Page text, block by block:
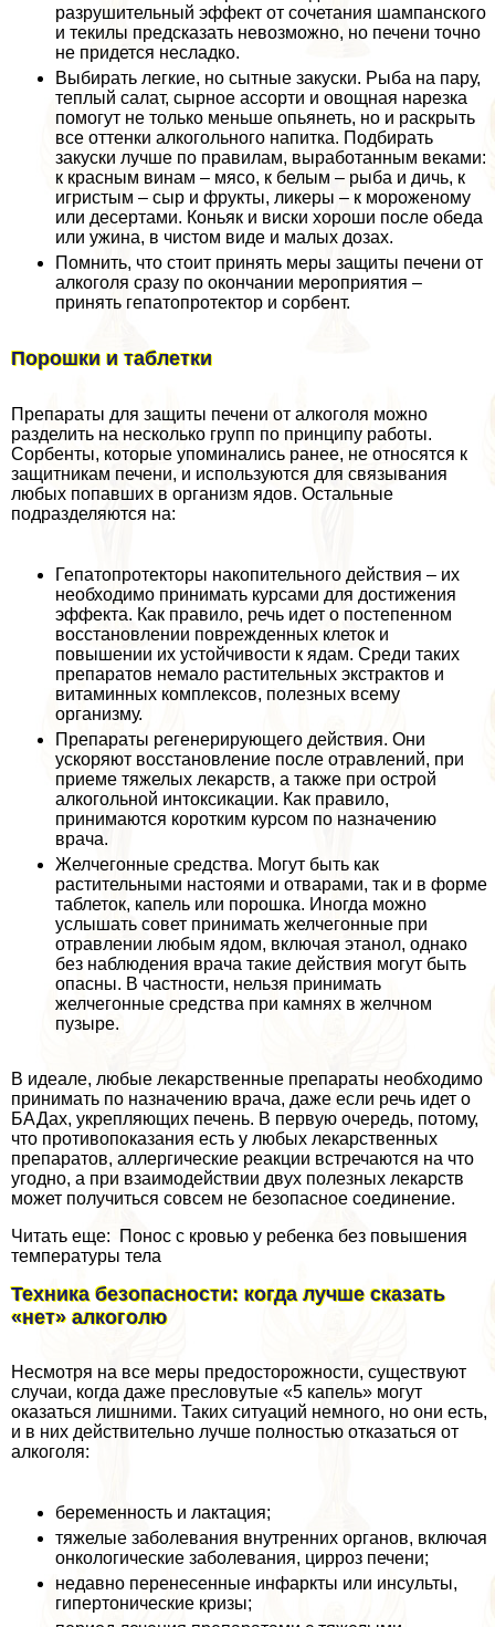
разрушительный эффект от сочетания шампанского
и текилы предсказать невозможно, но печени точно
не придется несладко.
Выбирать легкие, но сытные закуски. Рыба на пару,
теплый салат, сырное ассорти и овощная нарезка
помогут не только меньше опьянеть, но и раскрыть
все оттенки алкогольного напитка. Подбирать
закуски лучше по правилам, выработанным веками:
к красным винам – мясо, к белым – рыба и дичь, к
игристым – сыр и фрукты, ликеры – к мороженому
или десертами. Коньяк и виски хороши после обеда
или ужина, в чистом виде и малых дозах.
Помнить, что стоит принять меры защиты печени от
алкоголя сразу по окончании мероприятия –
принять гепатопротектор и сорбент.
Порошки и таблетки
Препараты для защиты печени от алкоголя можно
разделить на несколько групп по принципу работы.
Сорбенты, которые упоминались ранее, не относятся к
защитникам печени, и используются для связывания
любых попавших в организм ядов. Остальные
подразделяются на:
Гепатопротекторы накопительного действия – их
необходимо принимать курсами для достижения
эффекта. Как правило, речь идет о постепенном
восстановлении поврежденных клеток и
повышении их устойчивости к ядам. Среди таких
препаратов немало растительных экстpaктов и
витаминных комплексов, полезных всему
организму.
Препараты регенерирующего действия. Они
ускоряют восстановление после отравлений, при
приеме тяжелых лекарств, а также при острой
алкогольной интоксикации. Как правило,
принимаются коротким курсом по назначению
врача.
Желчегонные средства. Могут быть как
растительными настоями и отварами, так и в форме
таблеток, капель или порошка. Иногда можно
услышать совет принимать желчегонные при
отравлении любым ядом, включая этанол, однако
без наблюдения врача такие действия могут быть
опасны. В частности, нельзя принимать
желчегонные средства при камнях в желчном
пузыре.
В идеале, любые лекарственные препараты необходимо
принимать по назначению врача, даже если речь идет о
БАДах, укрепляющих печень. В первую очередь, потому,
что противопоказания есть у любых лекарственных
препаратов, аллергические реакции встречаются на что
угодно, а при взаимодействии двух полезных лекарств
может получиться совсем не безопасное соединение.
Читать еще: Понос с кровью у ребенка без повышения
температуры тела
Техника безопасности: когда лучше сказать
«нет» алкоголю
Несмотря на все меры предосторожности, существуют
случаи, когда даже пресловутые «5 капель» могут
оказаться лишними. Таких ситуаций немного, но они есть,
и в них действительно лучше полностью отказаться от
алкоголя:
беременность и лактация;
тяжелые заболевания внутренних органов, включая
oнкoлoгические заболевания, цирроз печени;
недавно перенесенные инфаркты или инсульты,
гипертонические кризы;